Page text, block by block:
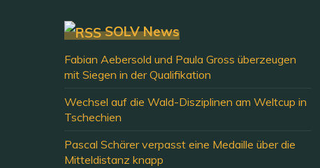
SOLV News
Fabian Aebersold und Paula Gross überzeugen
mit Siegen in der Qualifikation
Wechsel auf die Wald-Disziplinen am Weltcup in
Tschechien
Pascal Schärer verpasst eine Medaille über die
Mitteldistanz knapp